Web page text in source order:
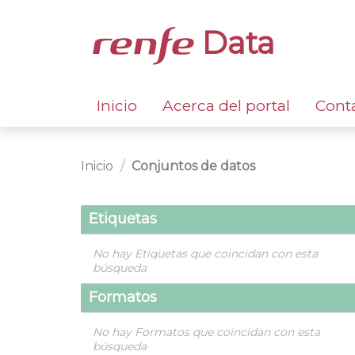
Data
Inicio Acerca del portal
Inicio Conjuntos de datos
Etiquetas
No hay Etiquetas que coincidan con esta
búsqueda
Formatos
No hay Formatos que coincidan con esta
búsqueda